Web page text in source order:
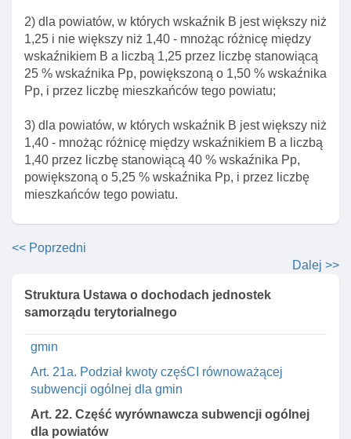
2) dla powiatów, w których wskaźnik B jest większy niż
1,25 i nie większy niż 1,40 - mnożąc różnicę między
wskaźnikiem B a liczbą 1,25 przez liczbę stanowiącą
25 % wskaźnika Pp, powiększoną o 1,50 % wskaźnika
Pp, i przez liczbę mieszkańców tego powiatu;
3) dla powiatów, w których wskaźnik B jest większy niż
1,40 - mnożąc różnicę między wskaźnikiem B a liczbą
1,40 przez liczbę stanowiącą 40 % wskaźnika Pp,
powiększoną o 5,25 % wskaźnika Pp, i przez liczbę
mieszkańców tego powiatu.
<< Poprzedni
Dalej >>
Struktura Ustawa o dochodach jednostek
samorządu terytorialnego
Art. 14. Wpływy z opłaty skarbowej
Art. 15. Wpływy z podatku od spadków I darowizn
Art. 16. Wpływy z podatku od czynnośCI
cywilnoprawnych
Art. 17. Potrącenia z bieżących wpływów należnych
gminie kwoty
Art. 18. Zastosowanie przepisów ustawy ordynacja
podatkowa
Rozdział 4. Zasady ustalania subwencji ogólnej I
Art. 19. Kwoty przeznaczone na częśCI subwencji
Art. 20. Część wyrównawcza subwencji ogólnej dla
gmin , kwota podstawowa
gmin
Art. 21a. Podział kwoty częśCI równoważącej
subwencji ogólnej dla gmin
Art. 22. Część wyrównawcza subwencji ogólnej
dla powiatów